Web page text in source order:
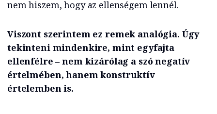
nem hiszem, hogy az ellenségem lennél.
Viszont szerintem ez remek analógia. Úgy
tekinteni mindenkire, mint egyfajta
ellenfélre – nem kizárólag a szó negatív
értelmében, hanem konstruktív
értelemben is.